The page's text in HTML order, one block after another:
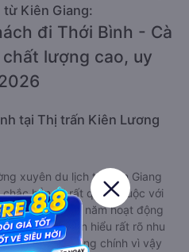
từ Kiên Giang:
đi Thới Bình - Cà
lượng cao, uy
tại Thị trấn Kiên Lương
xuyên du lịch từ Kiên Giang
hẳn sẽ rất quen thuộc với
nghiệm nhiều năm hoạt động
nên Hiền Vân hiểu rất rõ nhu
khách. Cũng chính vì vậy